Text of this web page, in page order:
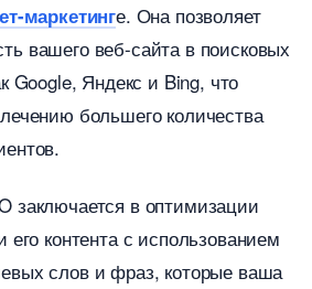
маркетине. Она позволяет
вашего веб-сайта в поисковых
Google, Яндекс и Bing, что
большего количества
заключается в оптимизации
контента с использованием
слов и фраз, которые ваша